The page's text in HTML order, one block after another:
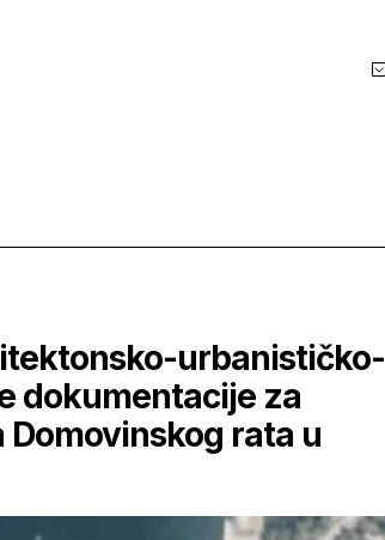
urbanističko-
dokumentacije za
rata u